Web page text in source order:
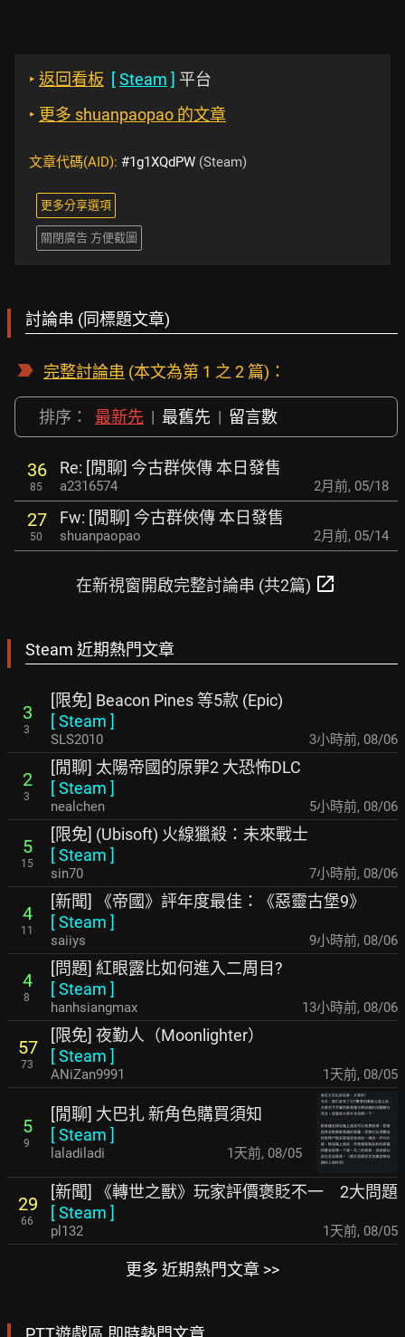
‣ 返回看板 [Steam ] 平台
‣ 更多 shuanpaopao 的文章
文章代碼(AID): #1g1XQdPW (Steam)
更多分享選項
關閉廣告 方便截圖
討論串 (同標題文章)
完整討論串 (本文為第 1 之 2 篇)：
排序： 最新先 | 最舊先 | 留言數
36
85
Re: [閒聊] 今古群俠傳 本日發售
a2316574 2月前, 05/18
27
50
Fw: [閒聊] 今古群俠傳 本日發售
shuanpaopao 2月前, 05/14
在新視窗開啟完整討論串 (共2篇) open_in_new
Steam 近期熱門文章
3
3
[限免] Beacon Pines 等5款 (Epic)
[Steam ]
SLS2010 3小時前, 08/06
2
3
[閒聊] 太陽帝國的原罪2 大恐怖DLC
[Steam ]
nealchen 5小時前, 08/06
5
15
[限免] (Ubisoft) 火線獵殺：未來戰士
[Steam ]
sin70 7小時前, 08/06
4
11
[新聞] 《帝國》評年度最佳：《惡靈古堡9》
[Steam ]
saiiys 9小時前, 08/06
4
8
[問題] 紅眼露比如何進入二周目?
[Steam ]
hanhsiangmax 13小時前, 08/06
57
73
[限免] 夜勤人（Moonlighter）
[Steam ]
ANiZan9991 1天前, 08/05
5
9
[閒聊] 大巴扎 新角色購買須知
[Steam ]
laladiladi 1天前, 08/05
29
66
[新聞] 《轉世之獸》玩家評價褒貶不一 2大問題
[Steam ]
pl132 1天前, 08/05
更多 近期熱門文章 >>